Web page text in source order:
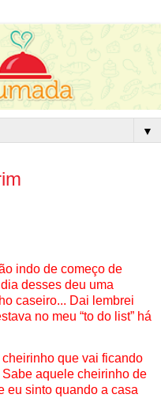
▼
indo de começo de
desses deu uma
caseiro... Dai lembrei
no meu “to do list” há
que vai ficando
aquele cheirinho de
eu sinto quando a casa